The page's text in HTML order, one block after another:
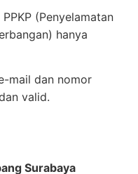
(Penyelamatan
hanya
mail dan nomor
valid.
Surabaya